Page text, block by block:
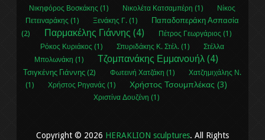
Νικηφόρος Βοσκάκης (1)
Νικολέτα Κατσαμπέρη (1)
Νίκος
Πετειναράκης (1)
Ξενάκης Γ. (1)
Παπαδοπεράκη Ασπασία
(2)
Παρμακέλης Γιάννης (4)
Πέτρος Γεωργάριος (1)
Ρόκος Κυριάκος (1)
Σπυριδάκης Κ. Στέλ. (1)
Στέλλα
Μπολωνάκη (1)
Τζομπανάκης Εμμανουήλ (4)
Τσιγκένης Γιάννης (2) Φωτεινή Χατζάκη (1)
Χατζημιχάλης Ν.
(1)
Χρήστος Ρηγανάς (1) Χρήστος Τσουμπλέκας (3)
Χριστίνα Δουζένη (1)
Copyright © 2026 HERAKLION sculptures. All Rights